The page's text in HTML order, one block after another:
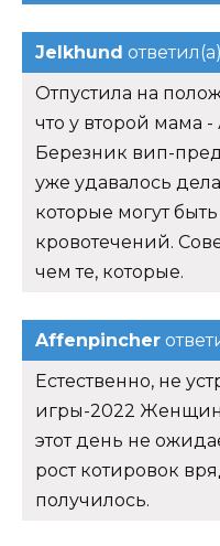
Jelkhund ответил(а)
Отпустила на
что у второй мама -
Березник вип-
уже удавалось
которые могут
кровотечений.
чем те, которые.
Affenpincher
Естественно, не
игры-2022
этот день не
рост котировок
получилось.